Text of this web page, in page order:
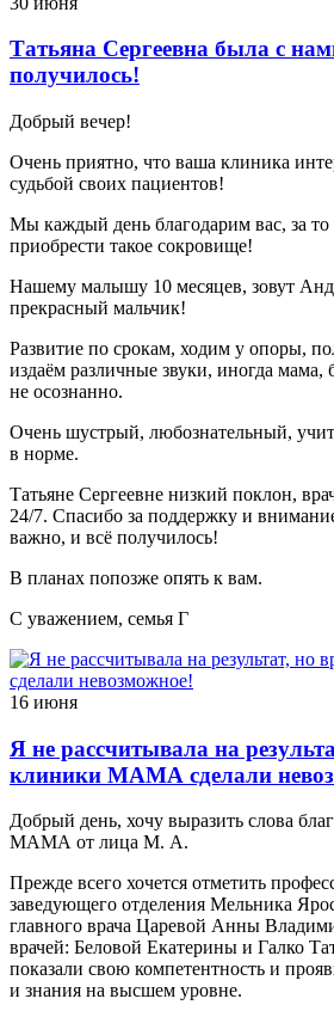
Татьяна Сергеевна была с
получилось!
Добрый вечер!
Очень приятно, что ваша клиника
судьбой своих пациентов!
Мы каждый день благодарим вас, за
приобрести такое сокровище!
Нашему малышу 10 месяцев, зовут
прекрасный мальчик!
Развитие по срокам, ходим у опоры,
издаём различные звуки, иногда мама,
не осознанно.
Очень шустрый, любознательный,
в норме.
Татьяне Сергеевне низкий поклон,
24/7. Спасибо за поддержку и
важно, и всё получилось!
В планах попозже опять к вам.
С уважением, семья Г
16 июня
Я не рассчитывала на
клиники МАМА сделали
Добрый день, хочу выразить слова
МАМА от лица М. А.
Прежде всего хочется отметить
заведующего отделения Мельника
главного врача Царевой Анны
врачей: Беловой Екатерины и Галко
показали свою компетентность и
и знания на высшем уровне.